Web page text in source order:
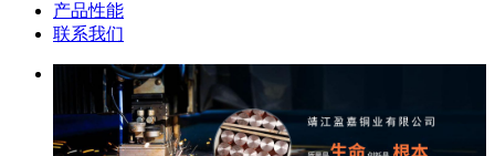
产品性能
联系我们